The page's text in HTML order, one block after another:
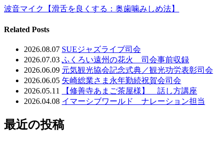
波音マイク【滑舌を良くする：奥歯噛みしめ法】
Related Posts
2026.08.07 SUEジャズライブ司会
2026.07.03 ふくろい遠州の花火 司会事前収録
2026.06.09 元気観光協会記念式典／観光功労表彰司会
2026.06.05 矢崎総業さま永年勤続祝賀会司会
2026.05.11
【修善寺あまご茶屋様】 話し方講座
2026.04.08 イマーシブワールド ナレーション担当
最近の投稿